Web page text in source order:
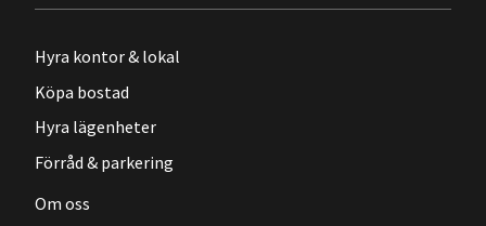
Hyra kontor & lokal
Köpa bostad
Hyra lägenheter
Förråd & parkering
Om oss